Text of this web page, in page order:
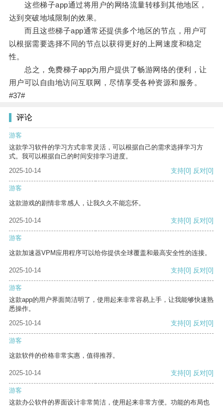
这些梯子app通过将用户的网络流量转移到其他地区，
达到突破地域限制的效果。
而且这些梯子app通常还提供多个地区的节点，用户可
以根据需要选择不同的节点以获得更好的上网速度和稳定
性。
总之，免费梯子app为用户提供了畅游网络的便利，让
用户可以自由地访问互联网，尽情享受各种资源和服务。
#37#
评论
游客
这款学习软件的学习方式非常灵活，可以根据自己的需求选择学习方
式。我可以根据自己的时间安排学习进度。
2025-10-14
支持[0] 反对[0]
游客
这款游戏的剧情非常感人，让我久久不能忘怀。
2025-10-14 支持[0] 反对[0]
游客
这款加速器VPM应用程序可以给你提供全球覆盖和最高安全性的连接。
2025-10-14 支持[0] 反对[0]
游客
这款app的用户界面简洁明了，使用起来非常容易上手，让我能够快速熟
悉操作。
2025-10-14
支持[0] 反对[0]
游客
这款软件的价格非常实惠，值得推荐。
2025-10-14 支持[0] 反对[0]
游客
这款办公软件的界面设计非常简洁，使用起来非常方便。功能的布局也